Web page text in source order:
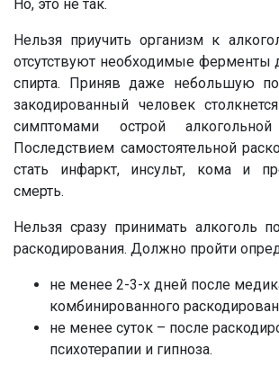
Но, это не так.
Нельзя приучить организм к
отсутствуют необходимые ферменты
спирта. Приняв даже небольшую
закодированный человек
симптомами острой алкогольной
Последствием самостоятельной
стать инфаркт, инсульт, кома и
смерть.
Нельзя сразу принимать алкоголь
раскодирования. Должно пройти
не менее 2-3-х дней после
комбинированного
не менее суток – после
психотерапии и гипноза.